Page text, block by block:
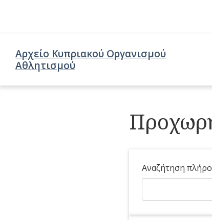
Αρχείο Κυπριακού Οργανισμού
Αθλητισμού
Αναζήτηση